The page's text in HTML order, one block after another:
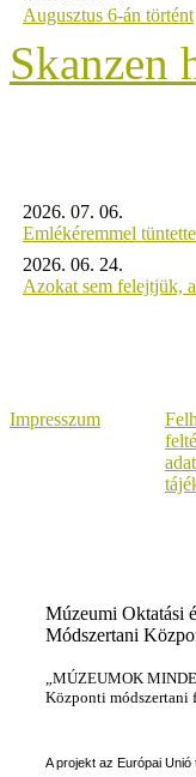
Augusztus 6-án történt
Skanzen
2026. 07. 06.
Emlékéremmel
2026. 06. 24.
Azokat sem felejtjük,
Impresszum
Múzeumi Oktatási
Módszertani
„MÚZEUMOK
Központi módszertani
A projekt az Európai